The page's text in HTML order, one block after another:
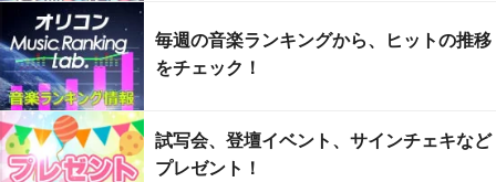
毎週の音楽ランキングから、ヒットの推移
をチェック！
試写会、登壇イベント、サインチェキなど
プレゼント！